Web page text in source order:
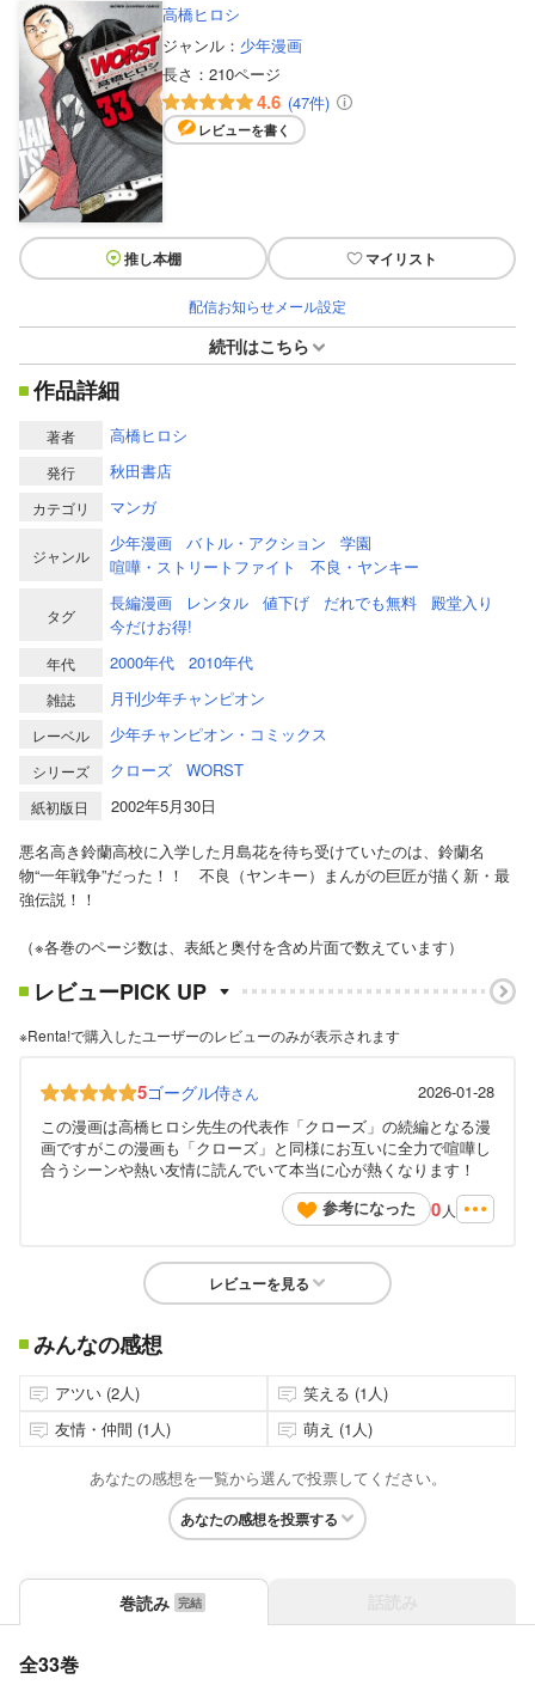
高橋ヒロシ
ジャンル： 少年漫画
長さ： 210ページ
4.6 (47件)
レビューを書く
推し本棚 マイリスト
配信お知らせメール設定
続刊はこちら
作品詳細
著者 高橋ヒロシ
発行 秋田書店
カテゴリ マンガ
ジャンル
少年漫画 バトル・アクション
学園
喧嘩・ストリートファイト
不良・ヤンキー
タグ
長編漫画 レンタル 値下げ だれでも無料
殿堂入り
今だけお得!
年代 2000年代 2010年代
雑誌 月刊少年チャンピオン
レーベル 少年チャンピオン・コミックス
シリーズ クローズ WORST
紙初版日
2002年5月30日
悪名高き鈴蘭高校に入学した月島花を待ち受けていたのは、鈴蘭名
物“一年戦争”だった！！ 不良（ヤンキー）まんがの巨匠が描く新・最
強伝説！！
（※各巻のページ数は、表紙と奥付を含め片面で数えています）
レビューPICK UP
※Renta!で購入したユーザーのレビューのみが表示されます
5ゴーグル侍さん
2026-01-28
この漫画は高橋ヒロシ先生の代表作「クローズ」の続編となる漫
画ですがこの漫画も「クローズ」と同様にお互いに全力で喧嘩し
合うシーンや熱い友情に読んでいて本当に心が熱くなります！
参考になった
0 人
レビューを見る
みんなの感想
アツい (2人)
笑える (1人)
友情・仲間 (1人)
萌え (1人)
あなたの感想を一覧から選んで投票してください。
あなたの感想を投票する
巻読み
全33巻